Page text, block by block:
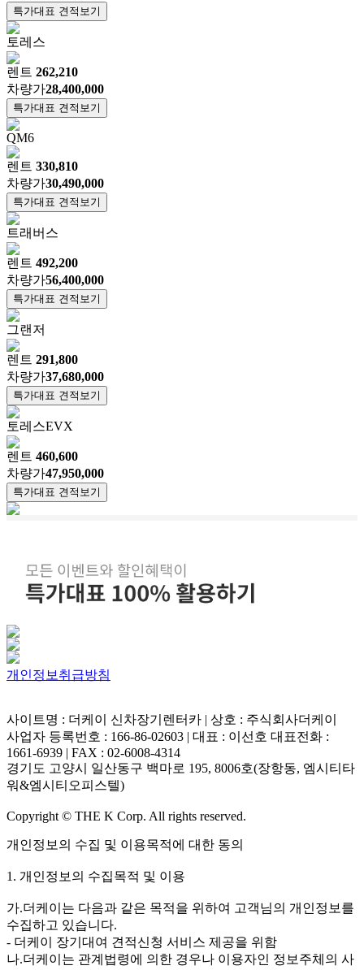
특가대표 견적보기
토레스
렌트 262,210
차량가28,400,000
특가대표 견적보기
QM6
렌트 330,810
차량가30,490,000
특가대표 견적보기
트래버스
렌트 492,200
차량가56,400,000
특가대표 견적보기
그랜저
렌트 291,800
차량가37,680,000
특가대표 견적보기
토레스EVX
렌트 460,600
차량가47,950,000
특가대표 견적보기
개인정보취급방침
사이트명 : 더케이 신차장기렌터카 | 상호 : 주식회사더케이
사업자 등록번호 : 166-86-02603 | 대표 : 이선호 대표전화 :
1661-6939 | FAX : 02-6008-4314
경기도 고양시 일산동구 백마로 195, 8006호(장항동, 엠시티타
워&엠시티오피스텔)
Copyright © THE K Corp. All rights reserved.
개인정보의 수집 및 이용목적에 대한 동의
1. 개인정보의 수집목적 및 이용
가.더케이는 다음과 같은 목적을 위하여 고객님의 개인정보를
수집하고 있습니다.
- 더케이 장기대여 견적신청 서비스 제공을 위함
나.더케이는 관계법령에 의한 경우나 이용자인 정보주체의 사